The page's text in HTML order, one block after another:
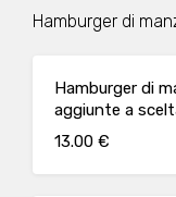
Hamburger di
Hamburger di
aggiunte a
13.00 €